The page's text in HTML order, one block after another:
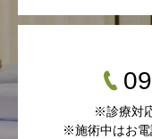
※診療対
※施術中はお電